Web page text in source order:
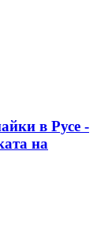
в Русе -
на